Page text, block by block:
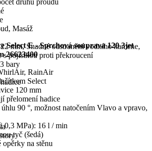
druhů proudů
Masáž
mm, Snadné odstranění vodního kamene,
s pojistkou proti překroucení
bary
Select E - Sprchová souprava 120 3jet
26623400
RainAir
Select
120 mm
přelomení hadice
90 °, možnost natočením Vlavo a vpravo,
0,3 MPa): 16 l / min
tyč (šedá)
opěrky na stěnu